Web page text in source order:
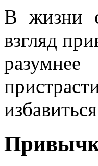
В жизни
взгляд